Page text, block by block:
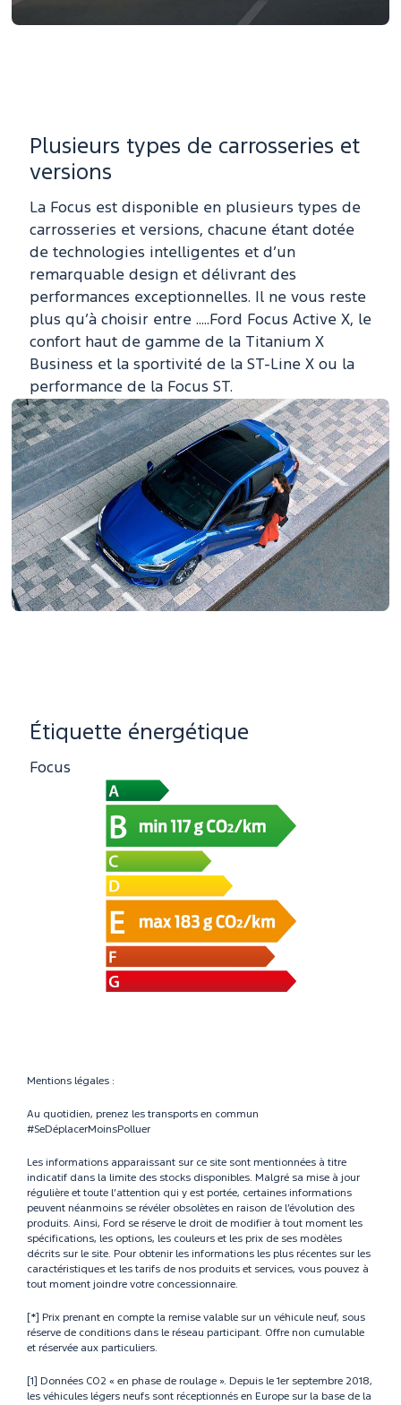
Plusieurs types de carrosseries et
versions
La Focus est disponible en plusieurs types de
carrosseries et versions, chacune étant dotée
de technologies intelligentes et d’un
remarquable design et délivrant des
performances exceptionnelles. Il ne vous reste
plus qu’à choisir entre .....Ford Focus Active X, le
confort haut de gamme de la Titanium X
Business et la sportivité de la ST-Line X ou la
performance de la Focus ST.
Étiquette énergétique
Focus
Mentions légales :
Au quotidien, prenez les transports en commun
#SeDéplacerMoinsPolluer
Les informations apparaissant sur ce site sont mentionnées à titre
indicatif dans la limite des stocks disponibles. Malgré sa mise à jour
régulière et toute l’attention qui y est portée, certaines informations
peuvent néanmoins se révéler obsolètes en raison de l’évolution des
produits. Ainsi, Ford se réserve le droit de modifier à tout moment les
spécifications, les options, les couleurs et les prix de ses modèles
décrits sur le site. Pour obtenir les informations les plus récentes sur les
caractéristiques et les tarifs de nos produits et services, vous pouvez à
tout moment joindre votre concessionnaire.
[*] Prix prenant en compte la remise valable sur un véhicule neuf, sous
réserve de conditions dans le réseau participant. Offre non cumulable
et réservée aux particuliers.
[1] Données CO2 « en phase de roulage ». Depuis le 1er septembre 2018,
les véhicules légers neufs sont réceptionnés en Europe sur la base de la